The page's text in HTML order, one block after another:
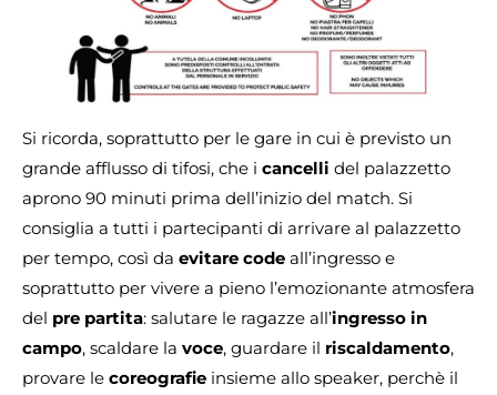
Si ricorda, soprattutto per le gare in cui è previsto un
grande afflusso di tifosi, che i cancelli del palazzetto
aprono 90 minuti prima dell’inizio del match. Si
consiglia a tutti i partecipanti di arrivare al palazzetto
per tempo, così da evitare code all’ingresso e
soprattutto per vivere a pieno l’emozionante atmosfera
del pre partita: salutare le ragazze all’ingresso in
campo, scaldare la voce, guardare il riscaldamento,
provare le coreografie insieme allo speaker, perchè il